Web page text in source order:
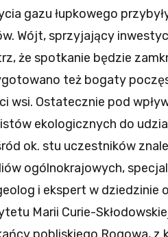
gazu łupkowego
Wójt, sprzyjający
że spotkanie będzie
też bogaty
wsi. Ostatecznie pod
ekologicznych do
ok. stu uczestników
ogólnokrajowych,
i ekspert w dziedzinie
Marii Curie-